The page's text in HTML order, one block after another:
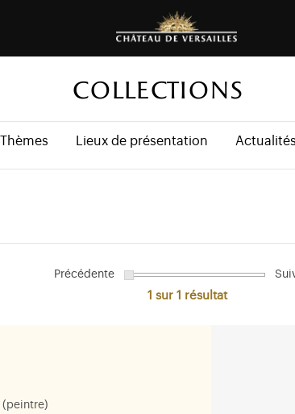
COLLECTIONS
Thèmes Lieux de présentation Actualités
Précédente
1 sur 1 résultat
(peintre)